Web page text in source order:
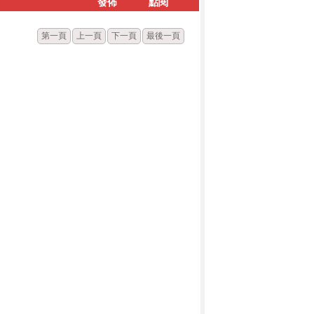
第一頁 上一頁 下一頁 最後一頁